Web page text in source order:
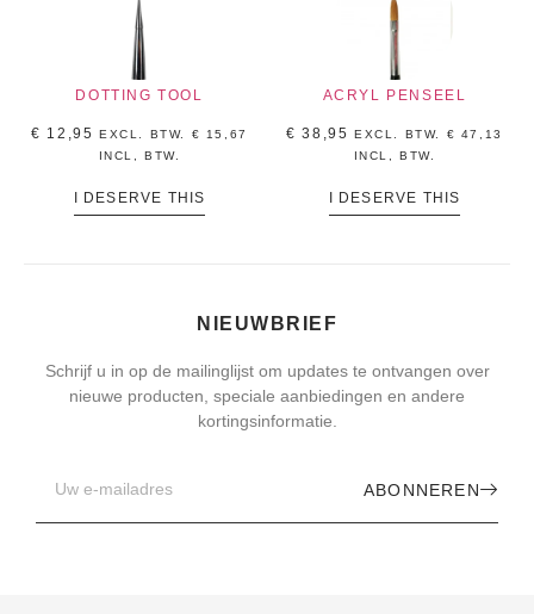
DOTTING TOOL
€ 12,95 EXCL. BTW. €
15,67
INCL, BTW.
I DESERVE THIS
ACRYL PENSEEL
€ 38,95 EXCL. BTW. € 47,13
INCL, BTW.
I DESERVE THIS
NIEUWBRIEF
Schrijf u in op de mailinglijst om updates te ontvangen over
nieuwe producten, speciale aanbiedingen en andere
kortingsinformatie.
ABONNEREN